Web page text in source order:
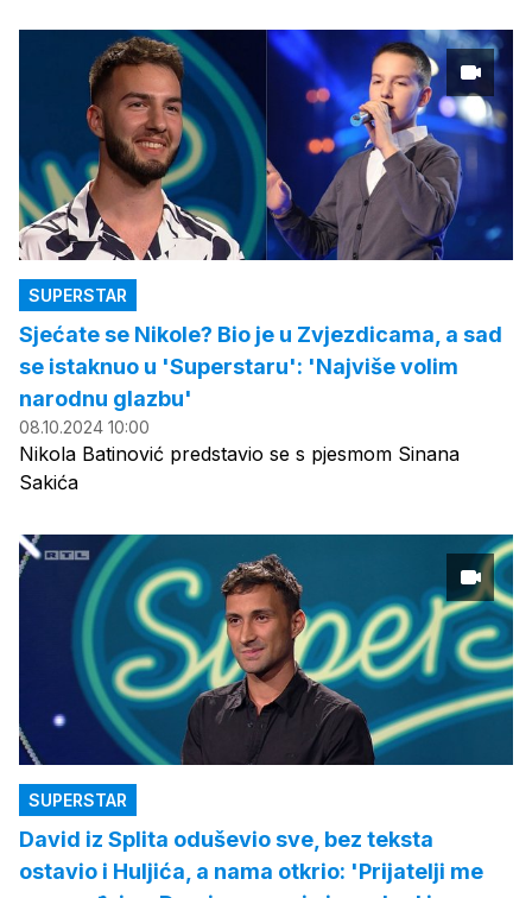
SUPERSTAR
Sjećate se Nikole? Bio je u Zvjezdicama, a sad
se istaknuo u 'Superstaru': 'Najviše volim
narodnu glazbu'
08.10.2024 10:00
Nikola Batinović predstavio se s pjesmom Sinana
Sakića
SUPERSTAR
David iz Splita oduševio sve, bez teksta
ostavio i Huljića, a nama otkrio: 'Prijatelji me